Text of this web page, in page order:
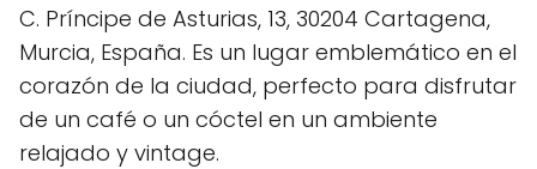
C. Príncipe de Asturias, 13, 30204 Cartagena,
Murcia, España. Es un lugar emblemático en el
corazón de la ciudad, perfecto para disfrutar
de un café o un cóctel en un ambiente
relajado y vintage.